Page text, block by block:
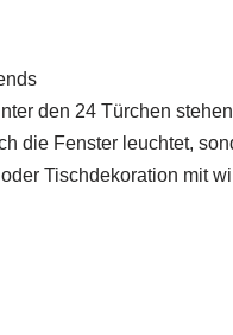
den 24 Türchen
die Fenster leuchtet,
Tischdekoration mit